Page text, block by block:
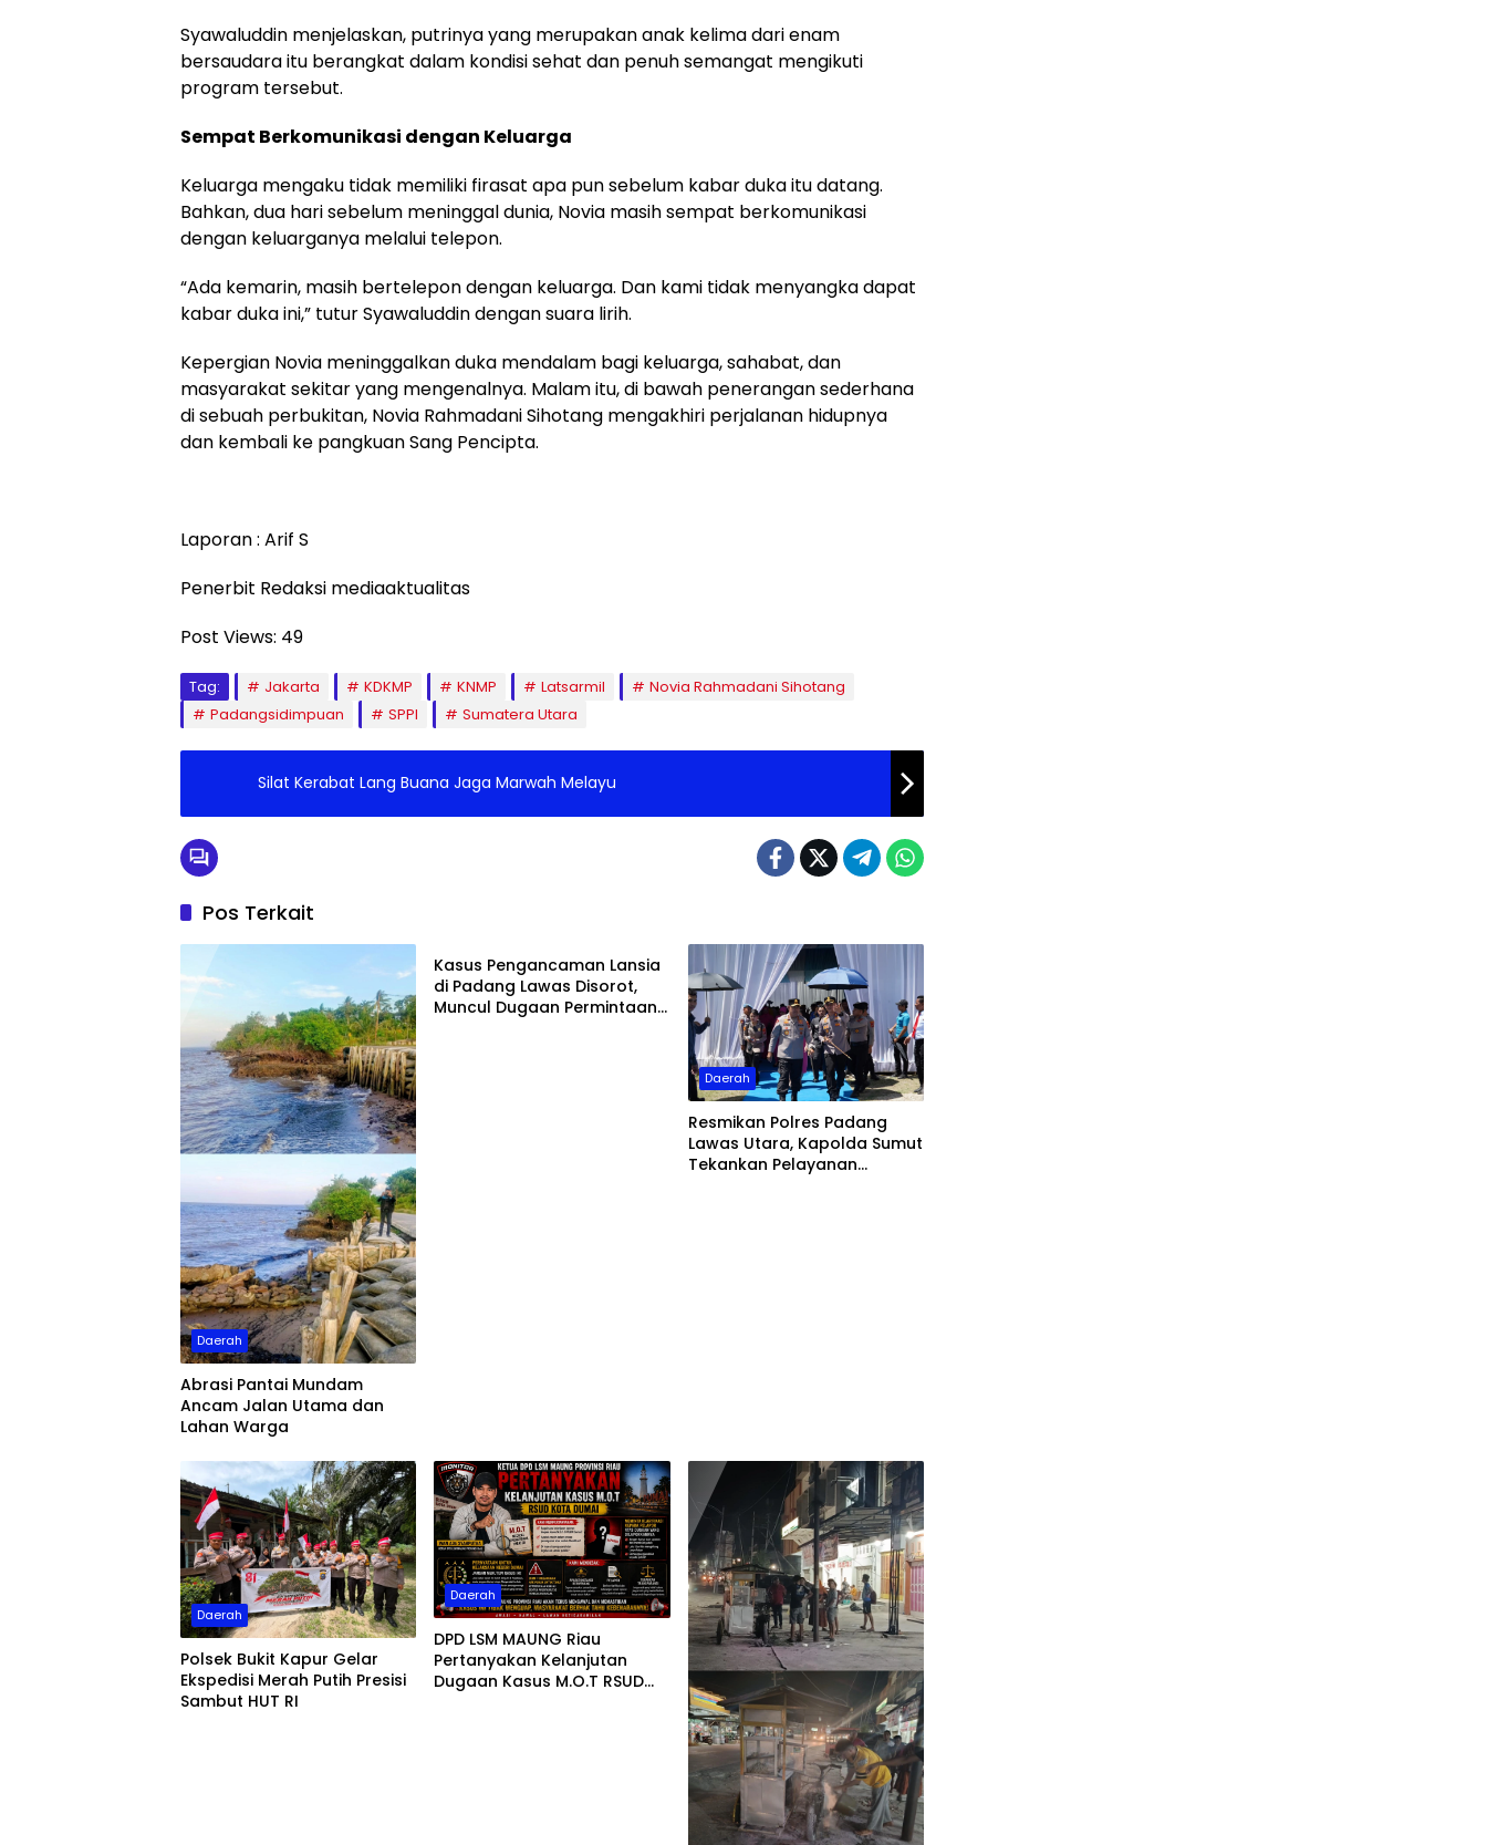
Syawaluddin menjelaskan, putrinya yang merupakan anak kelima dari enam
bersaudara itu berangkat dalam kondisi sehat dan penuh semangat mengikuti
program tersebut.
Sempat Berkomunikasi dengan Keluarga
Keluarga mengaku tidak memiliki firasat apa pun sebelum kabar duka itu datang.
Bahkan, dua hari sebelum meninggal dunia, Novia masih sempat berkomunikasi
dengan keluarganya melalui telepon.
“Ada kemarin, masih bertelepon dengan keluarga. Dan kami tidak menyangka dapat
kabar duka ini,” tutur Syawaluddin dengan suara lirih.
Kepergian Novia meninggalkan duka mendalam bagi keluarga, sahabat, dan
masyarakat sekitar yang mengenalnya. Malam itu, di bawah penerangan sederhana
di sebuah perbukitan, Novia Rahmadani Sihotang mengakhiri perjalanan hidupnya
dan kembali ke pangkuan Sang Pencipta.
Laporan : Arif S
Penerbit Redaksi mediaaktualitas
Post Views: 49
Tag: Jakarta KDKMP KNMP Latsarmil
Novia Rahmadani Sihotang
Padangsidimpuan
SPPI Sumatera Utara
Silat Kerabat Lang Buana Jaga Marwah Melayu
Pos Terkait
Daerah
Abrasi Pantai Mundam
Ancam Jalan Utama dan
Lahan Warga
Kasus Pengancaman Lansia
di Padang Lawas Disorot,
Muncul Dugaan Permintaan
Daerah
Resmikan Polres Padang
Lawas Utara, Kapolda Sumut
Tekankan Pelayanan
Daerah
Polsek Bukit Kapur Gelar
Ekspedisi Merah Putih Presisi
Sambut HUT RI
Daerah
DPD LSM MAUNG Riau
Pertanyakan Kelanjutan
Dugaan Kasus M.O.T RSUD